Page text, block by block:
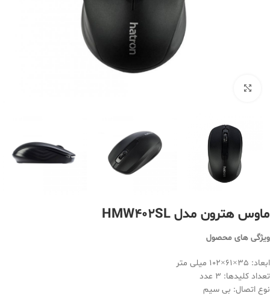
ماوس هترون مدل HMW402SL
ویژگی های محصول
ابعاد: 35×61×102 میلی متر
تعداد کلیدها: 3 عدد
نوع اتصال: بی سیم